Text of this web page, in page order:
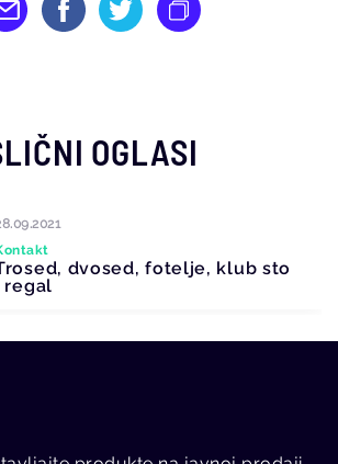
OGLASI
dvosed, fotelje, klub sto
regal